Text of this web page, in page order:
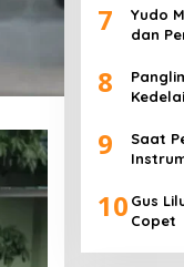
7
Yudo
dan
8
9
Saat
10 Gus
Copet